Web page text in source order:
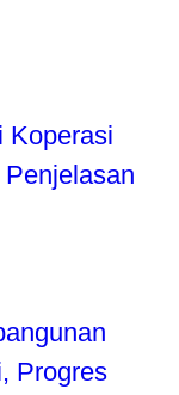
Koperasi
Progres